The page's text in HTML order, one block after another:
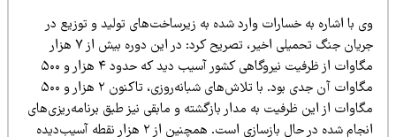
با اشاره به خسارات وارد شده به زیرساخت‌های تولید و توزیع در
جریان جنگ تحمیلی اخیر، تصریح کرد: در این دوره بیش از ۷ هزار
مگاوات از ظرفیت نیروگاهی کشور آسیب دید که حدود ۴ هزار و ۵۰۰
مگاوات آن جدی بود. با تلاش‌های شبانه‌روزی، تاکنون ۲ هزار و ۵۰۰
از این ظرفیت به مدار بازگشته و مابقی نیز طبق برنامه‌ریزی‌های
انجام شده در حال بازسازی است. همچنین از ۲ هزار نقطه آسیب‌دیده